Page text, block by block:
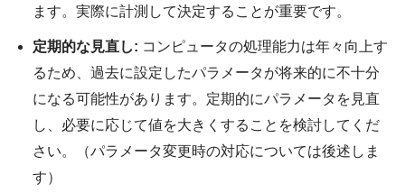
ます。実際に計測して決定することが重要です。
定期的な見直し: コンピュータの処理能力は年々向上す
るため、過去に設定したパラメータが将来的に不十分
になる可能性があります。定期的にパラメータを見直
し、必要に応じて値を大きくすることを検討してくだ
さい。（パラメータ変更時の対応については後述しま
す）